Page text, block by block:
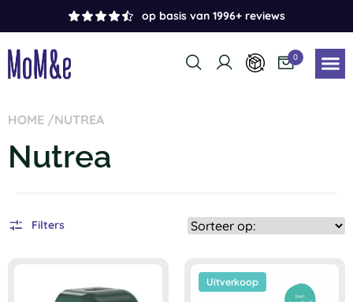
op basis van 1996+ reviews
0
HOME /NUTREA
Nutrea
Filters
Uitverkoop